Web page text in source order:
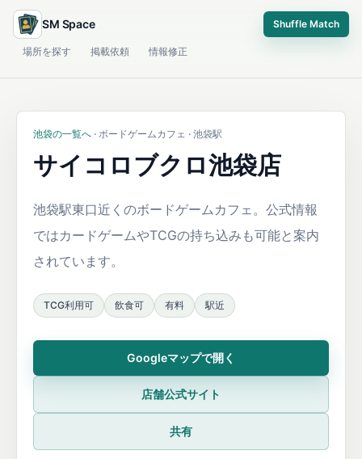
SM Space Shuffle Match
場所を探す 掲載依頼 情報修正
池袋の一覧へ · ボードゲームカフェ · 池袋駅
サイコロブクロ池袋店
池袋駅東口近くのボードゲームカフェ。公式情報
ではカードゲームやTCGの持ち込みも可能と案内
されています。
TCG利用可 飲食可 有料 駅近
Googleマップで開く
店舗公式サイト
共有